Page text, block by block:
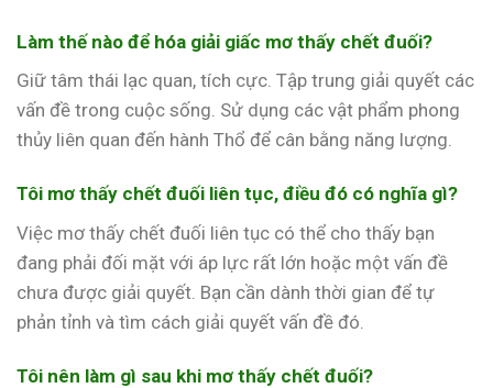
Làm thế nào để hóa giải giấc mơ thấy chết đuối?
Giữ tâm thái lạc quan, tích cực. Tập trung giải quyết các
vấn đề trong cuộc sống. Sử dụng các vật phẩm phong
thủy liên quan đến hành Thổ để cân bằng năng lượng.
Tôi mơ thấy chết đuối liên tục, điều đó có nghĩa gì?
Việc mơ thấy chết đuối liên tục có thể cho thấy bạn
đang phải đối mặt với áp lực rất lớn hoặc một vấn đề
chưa được giải quyết. Bạn cần dành thời gian để tự
phản tỉnh và tìm cách giải quyết vấn đề đó.
Tôi nên làm gì sau khi mơ thấy chết đuối?